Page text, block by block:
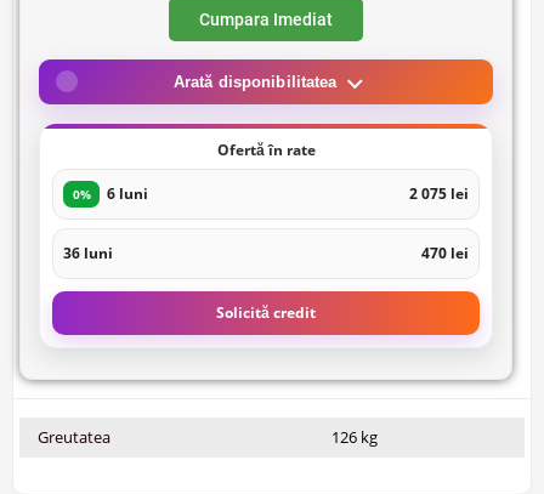
Cumpara Imediat
Arată disponibilitatea
Ofertă în rate
0% 6 luni 2 075 lei
36 luni 470 lei
Solicită credit
Greutatea 126 kg